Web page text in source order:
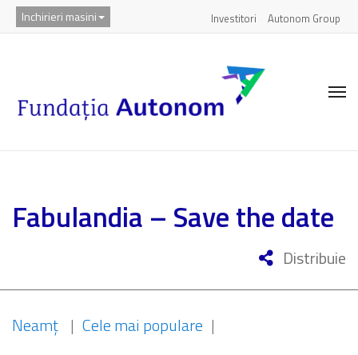
Inchirieri masini Investitori Autonom Group
Fabulandia – Save the date
Distribuie
Neamț | Cele mai populare |